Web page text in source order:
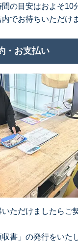
の目安はおよそ10
でお待ちいただけ
・お支払い
ただけましたらご
収書」の発行をいた